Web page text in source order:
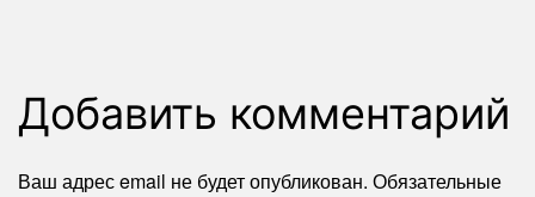
Добавить комментарий
Ваш адрес email не будет опубликован. Обязательные